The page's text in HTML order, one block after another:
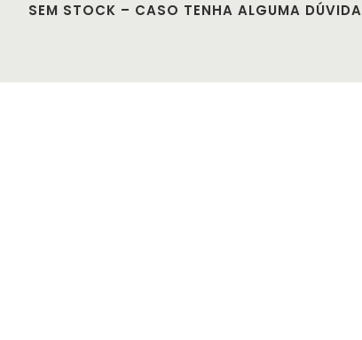
SEM STOCK – CASO TENHA ALGUMA DÚVIDA